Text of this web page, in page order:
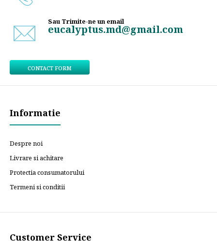
Sau Trimite-ne un email
eucalyptus.md@gmail.com
CONTACT FORM
Informatie
Despre noi
Livrare si achitare
Protectia consumatorului
Termeni si conditii
Customer Service